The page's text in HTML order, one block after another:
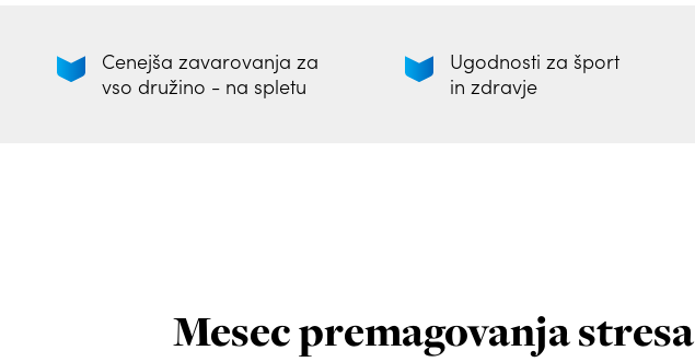
Cenejša zavarovanja za
vso družino - na spletu
Ugodnosti za šport
in zdravje
Mesec premagovanja stresa